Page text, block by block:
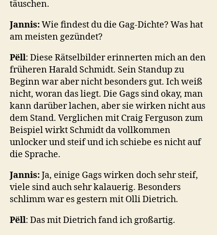
täuschen.
Jannis:Wie findest du die Gag-Dichte? Was hat
am meisten gezündet?
Pëll: Diese Rätselbilder erinnerten mich an den
früheren Harald Schmidt. Sein Standup zu
Beginn war aber nicht besonders gut. Ich weiß
nicht, woran das liegt. Die Gags sind okay, man
kann darüber lachen, aber sie wirken nicht aus
dem Stand. Verglichen mit Craig Ferguson zum
Beispiel wirkt Schmidt da vollkommen
unlocker und steif und ich schiebe es nicht auf
die Sprache.
Jannis:Ja, einige Gags wirken doch sehr steif,
viele sind auch sehr kalauerig. Besonders
schlimm war es gestern mit Olli Dietrich.
Pëll: Das mit Dietrich fand ich großartig.